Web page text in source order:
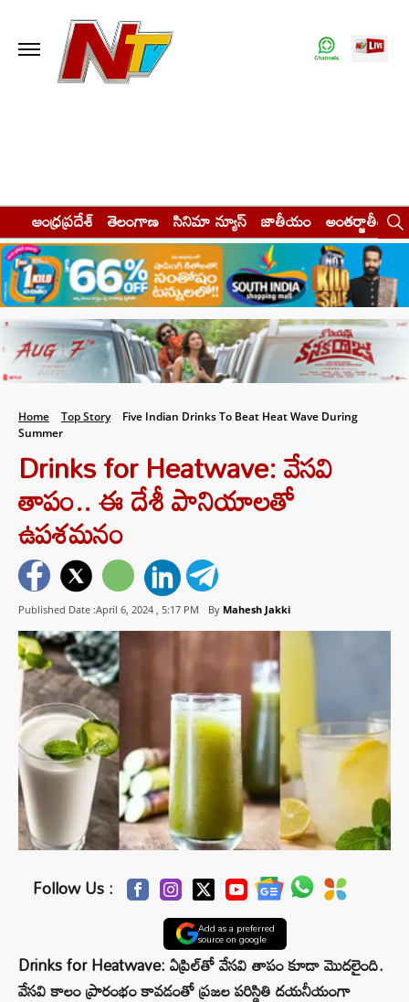
ఆంధ్రప్రదేశ్ తెలంగాణ సినిమా న్యూస్ జాతీయం అంతర్జాతీయం
Home Top Story
Five Indian Drinks To Beat Heat Wave During
Summer
Drinks for Heatwave: వేసవి
తాపం.. ఈ దేశీ పానియాలతో
ఉపశమనం
Published Date :April 6, 2024 , 5:17 PM By Mahesh Jakki
Follow Us :
Add as a preferred
source on google
Drinks for Heatwave: ఏప్రిల్‌తో వేసవి తాపం కూడా మొదలైంది.
వేసవి కాలం ప్రారంభం కావడంతో ప్రజల పరిస్థితి దయనీయంగా